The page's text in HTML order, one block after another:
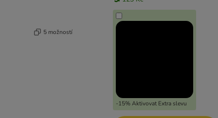
5 možností
-15% Aktivovat Extra slevu